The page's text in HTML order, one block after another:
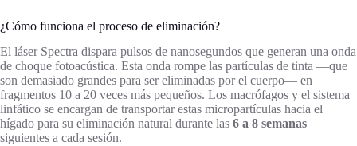
¿Cómo funciona el proceso de eliminación?
El láser Spectra dispara pulsos de nanosegundos que generan una onda
de choque fotoacústica. Esta onda rompe las partículas de tinta —que
son demasiado grandes para ser eliminadas por el cuerpo— en
fragmentos 10 a 20 veces más pequeños. Los macrófagos y el sistema
linfático se encargan de transportar estas micropartículas hacia el
hígado para su eliminación natural durante las 6 a 8 semanas
siguientes a cada sesión.